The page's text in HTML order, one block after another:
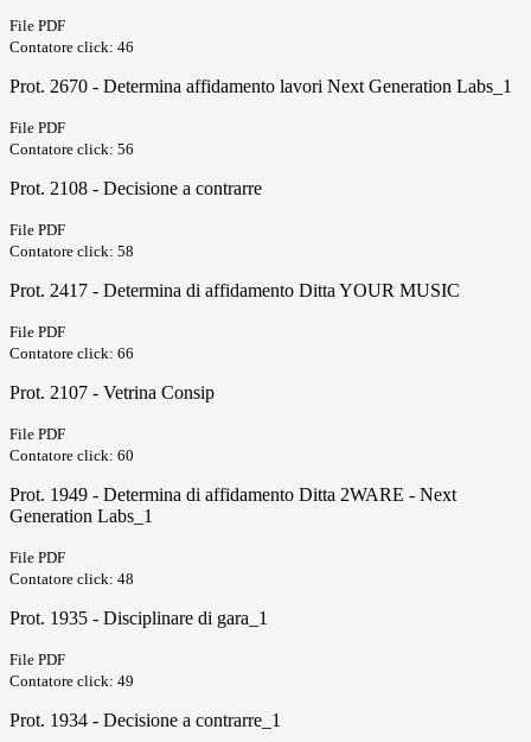
File PDF
Contatore click: 46
Prot. 2670 - Determina affidamento lavori Next Generation Labs_1
File PDF
Contatore click: 56
Prot. 2108 - Decisione a contrarre
File PDF
Contatore click: 58
Prot. 2417 - Determina di affidamento Ditta YOUR MUSIC
File PDF
Contatore click: 66
Prot. 2107 - Vetrina Consip
File PDF
Contatore click: 60
Prot. 1949 - Determina di affidamento Ditta 2WARE - Next
Generation Labs_1
File PDF
Contatore click: 48
Prot. 1935 - Disciplinare di gara_1
File PDF
Contatore click: 49
Prot. 1934 - Decisione a contrarre_1